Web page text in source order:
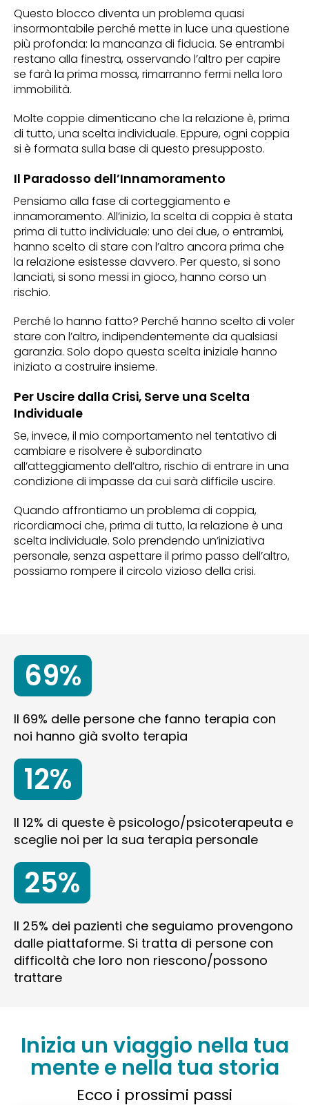
Questo blocco diventa un problema quasi
insormontabile perché mette in luce una questione
più profonda: la mancanza di fiducia. Se entrambi
restano alla finestra, osservando l’altro per capire
se farà la prima mossa, rimarranno fermi nella loro
immobilità.
Molte coppie dimenticano che la relazione è, prima
di tutto, una scelta individuale. Eppure, ogni coppia
si è formata sulla base di questo presupposto.
Il Paradosso dell’Innamoramento
Pensiamo alla fase di corteggiamento e
innamoramento. All’inizio, la scelta di coppia è stata
prima di tutto individuale: uno dei due, o entrambi,
hanno scelto di stare con l’altro ancora prima che
la relazione esistesse davvero. Per questo, si sono
lanciati, si sono messi in gioco, hanno corso un
rischio.
Perché lo hanno fatto? Perché hanno scelto di voler
stare con l’altro, indipendentemente da qualsiasi
garanzia. Solo dopo questa scelta iniziale hanno
iniziato a costruire insieme.
Per Uscire dalla Crisi, Serve una Scelta
Individuale
Se, invece, il mio comportamento nel tentativo di
cambiare e risolvere è subordinato
all’atteggiamento dell’altro, rischio di entrare in una
condizione di impasse da cui sarà difficile uscire.
Quando affrontiamo un problema di coppia,
ricordiamoci che, prima di tutto, la relazione è una
scelta individuale. Solo prendendo un’iniziativa
personale, senza aspettare il primo passo dell’altro,
possiamo rompere il circolo vizioso della crisi.
69%
Il 69% delle persone che fanno terapia con
noi hanno già svolto terapia
12%
Il 12% di queste è psicologo/psicoterapeuta e
sceglie noi per la sua terapia personale
25%
Il 25% dei pazienti che seguiamo provengono
dalle piattaforme. Si tratta di persone con
difficoltà che loro non riescono/possono
trattare
Inizia un viaggio nella tua
mente e nella tua storia
Ecco i prossimi passi